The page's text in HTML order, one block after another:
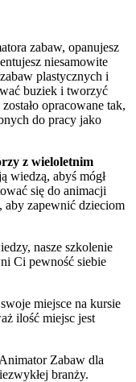
zabaw, opanujesz
niesamowite
plastycznych i
buziek i tworzyć
opracowane tak,
do pracy jako
z wieloletnim
wiedzą, abyś mógł
się do animacji
aby zapewnić dzieciom
nasze szkolenie
Ci pewność siebie
miejsce na kursie
ilość miejsc jest
Zabaw dla
branży.